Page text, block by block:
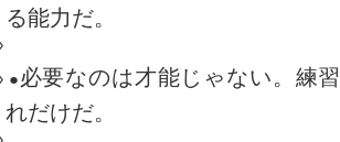
る能力だ。
●必要なのは才能じゃない。練
れだけだ。